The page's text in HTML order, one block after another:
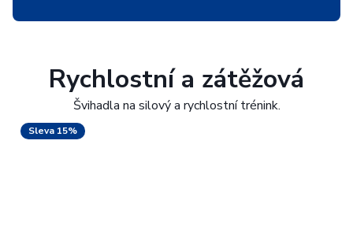
Rychlostní a zátěžová
Švihadla na silový a rychlostní trénink.
Sleva 15%